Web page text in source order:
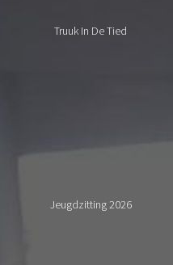
Truuk In De Tied
Jeugdzitting 2026